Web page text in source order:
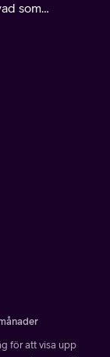
som
för att visa upp